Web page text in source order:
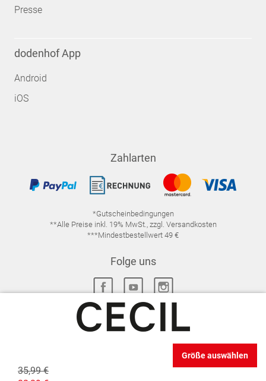
35,99 €
Größe auswählen
Presse
dodenhof App
Android
iOS
Zahlarten
*Gutscheinbedingungen
**Alle Preise inkl. 19% MwSt., zzgl. Versandkosten
***Mindestbestellwert 49 €
Folge uns
DATENSCHUTZ-EINSTELLUNGEN
WIDERRUFSRECHT